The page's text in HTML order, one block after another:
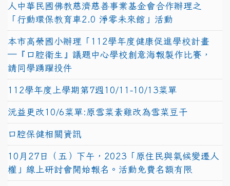
人中華民國佛教慈濟慈善事業基金會合作辦理之
「行動環保教育車2.0 淨零未來館」活動
本市高榮國小辦理「112學年度健康促進學校計畫
─『口腔衛生』議題中心學校創意海報製作比賽，
請同學踴躍投件
112學年度上學期第7週10/11-10/13菜單
沅益更改10/6菜單:原雪菜素雞改為雪菜豆干
口腔保健相關資訊
10月27日（五）下午，2023「原住民與氣候變遷人
權」線上研討會開始報名。活動免費名額有限